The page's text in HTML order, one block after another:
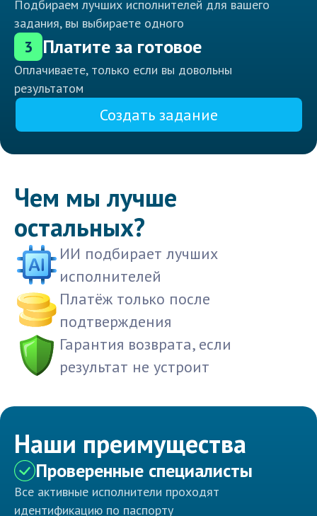
Подбираем лучших исполнителей для вашего
задания, вы выбираете одного
3 Платите за готовое
Оплачиваете, только если вы довольны
результатом
Создать задание
Чем мы лучше
остальных?
ИИ подбирает лучших
исполнителей
Платёж только после
подтверждения
Гарантия возврата, если
результат не устроит
Наши преимущества
Проверенные специалисты
Все активные исполнители проходят
идентификацию по паспорту